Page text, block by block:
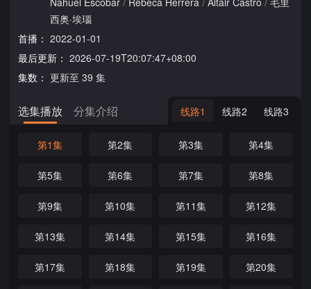
西奥·埃瑙
首播： 2022-01-01
最后更新： 2026-07-19T20:07:47+08:00
集数： 更新至 39 集
选集播放 分集介绍 线路1 线路2 线路3
第1集 第2集 第3集 第4集
第5集 第6集 第7集 第8集
第9集 第10集 第11集 第12集
第13集 第14集 第15集 第16集
第17集 第18集 第19集 第20集